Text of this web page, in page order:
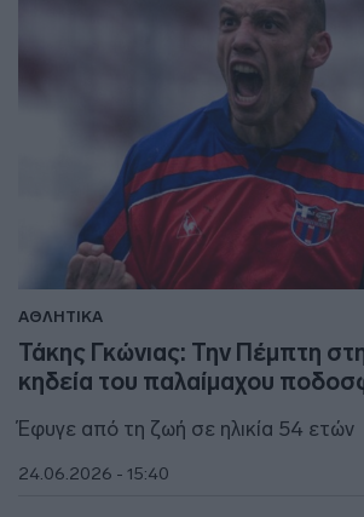
ΑΘΛΗΤΙΚΑ
Τάκης Γκώνιας: Την Πέμπτη
κηδεία του παλαίμαχου
Έφυγε από τη ζωή σε ηλικία 54 ετών
24.06.2026 - 15:40